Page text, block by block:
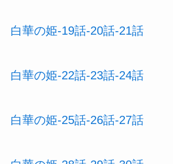
白華の姫-19話-20話-21話
白華の姫-22話-23話-24話
白華の姫-25話-26話-27話